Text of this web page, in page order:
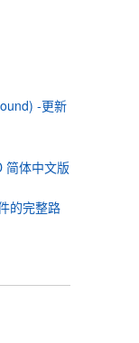
-更新
简体中文版
的完整路